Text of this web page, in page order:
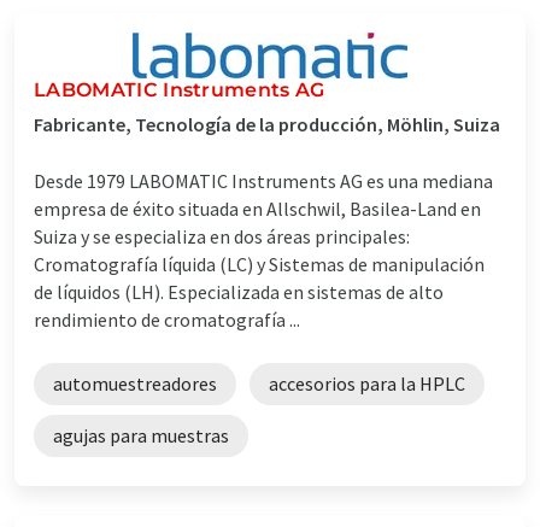
LABOMATIC Instruments AG
Fabricante, Tecnología de la producción, Möhlin, Suiza
Desde 1979 LABOMATIC Instruments AG es una mediana
empresa de éxito situada en Allschwil, Basilea-Land en
Suiza y se especializa en dos áreas principales:
Cromatografía líquida (LC) y Sistemas de manipulación
de líquidos (LH). Especializada en sistemas de alto
rendimiento de cromatografía ...
automuestreadores accesorios para la HPLC
agujas para muestras